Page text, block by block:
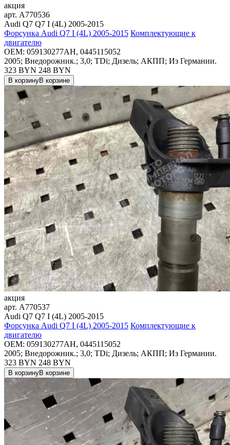
акция
арт. A770536
Audi Q7 Q7 I (4L) 2005-2015
Форсунка Audi Q7 I (4L) 2005-2015 Комплектующие к
двигателю
OEM: 059130277AH, 0445115052
2005; Внедорожник.; 3,0; TDi; Дизель; АКПП; Из Германии.
323 BYN 248 BYN
В корзинуВ корзине
акция
арт. A770537
Audi Q7 Q7 I (4L) 2005-2015
Форсунка Audi Q7 I (4L) 2005-2015 Комплектующие к
двигателю
OEM: 059130277AH, 0445115052
2005; Внедорожник.; 3,0; TDi; Дизель; АКПП; Из Германии.
323 BYN 248 BYN
В корзинуВ корзине